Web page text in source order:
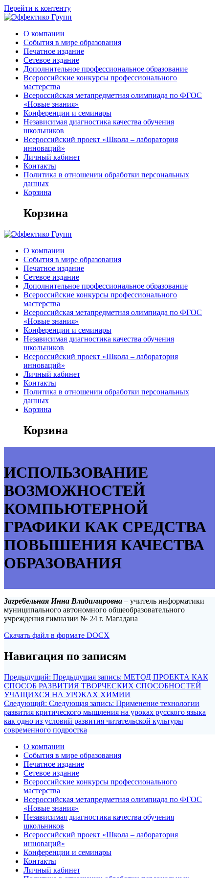
Перейти к контенту
О компании
События в мире образования
Печатное издание
Сетевое издание
Дополнительное профессиональное образование
Всероссийские конкурсы профессионального
мастерства
Всероссийская метапредметная олимпиада по ФГОС
«Новые знания»
Конференции и семинары
Независимая диагностика качества обучения
школьников
Всероссийский проект «Школа – лаборатория
инноваций»
Личный кабинет
Контакты
Политика в отношении обработки персональных
данных
Корзина
Корзина
О компании
События в мире образования
Печатное издание
Сетевое издание
Дополнительное профессиональное образование
Всероссийские конкурсы профессионального
мастерства
Всероссийская метапредметная олимпиада по ФГОС
«Новые знания»
Конференции и семинары
Независимая диагностика качества обучения
школьников
Всероссийский проект «Школа – лаборатория
инноваций»
Личный кабинет
Контакты
Политика в отношении обработки персональных
данных
Корзина
Корзина
ИСПОЛЬЗОВАНИЕ
ВОЗМОЖНОСТЕЙ
КОМПЬЮТЕРНОЙ
ГРАФИКИ КАК СРЕДСТВА
ПОВЫШЕНИЯ КАЧЕСТВА
ОБРАЗОВАНИЯ
Загребельная Инна Владимировна – учитель информатики
муниципального автономного общеобразовательного
учреждения гимназии № 24 г. Магадана
Скачать файл в формате DOCX
Навигация по записям
Предыдущий: Предыдущая запись: МЕТОД ПРОЕКТА КАК
СПОСОБ РАЗВИТИЯ ТВОРЧЕСКИХ СПОСОБНОСТЕЙ
УЧАЩИХСЯ НА УРОКАХ ХИМИИ
Следующий: Следующая запись: Применение технологии
развития критического мышления на уроках русского языка
как одно из условий развития читательской культуры
современного подростка
О компании
События в мире образования
Печатное издание
Сетевое издание
Всероссийские конкурсы профессионального
мастерства
Всероссийская метапредметная олимпиада по ФГОС
«Новые знания»
Независимая диагностика качества обучения
школьников
Всероссийский проект «Школа – лаборатория
инноваций»
Конференции и семинары
Контакты
Личный кабинет